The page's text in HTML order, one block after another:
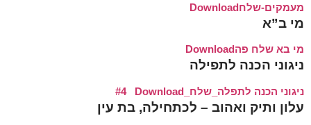
מעמקים-שלחDownload
מי ב”א
מי בא שלח פהDownload
ניגוני הכנה לתפילה
ניגוני הכנה לתפלה_שלח_#4 Download
עלון ותיק ואהוב – לכתחילה, בת עין